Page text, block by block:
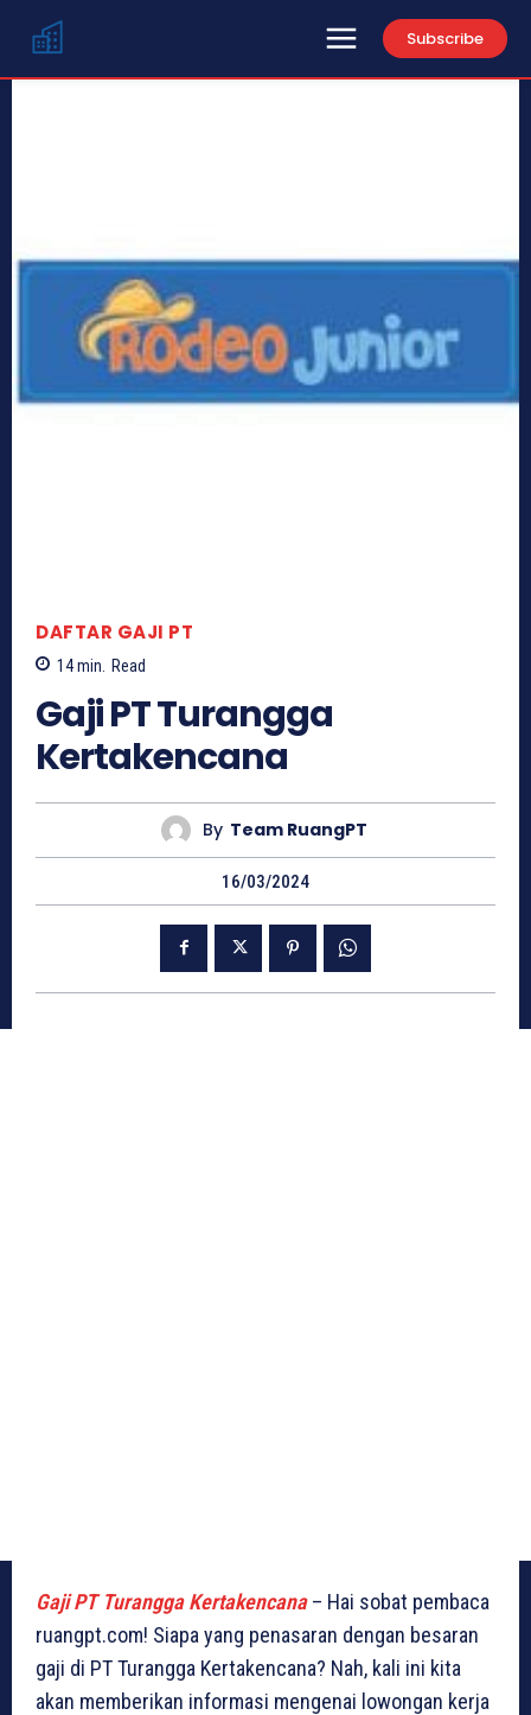
Subscribe
DAFTAR GAJI PT
14min. Read
Gaji PT Turangga
Kertakencana
By Team RuangPT
16/03/2024
Gaji PT Turangga Kertakencana– Hai sobat pembaca
ruangpt.com! Siapa yang penasaran dengan besaran
gaji di PT Turangga Kertakencana? Nah, kali ini kita
akan memberikan informasi mengenai lowongan kerja